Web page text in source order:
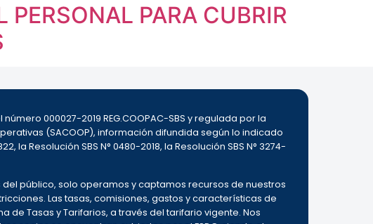
PERSONAL PARA CUBRIR
000027-2019 REG.COOPAC-SBS y regulada por la
(SACOOP), información difundida según lo indicado
la Resolución SBS N° 0480-2018, la Resolución SBS N° 3274-
público, solo operamos y captamos recursos de nuestros
Las tasas, comisiones, gastos y características de
de Tasas y Tarifarios, a través del tarifario vigente. Nos